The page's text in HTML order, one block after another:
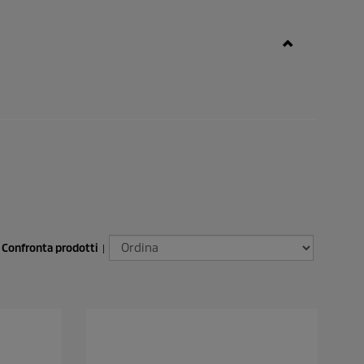
Confronta prodotti |